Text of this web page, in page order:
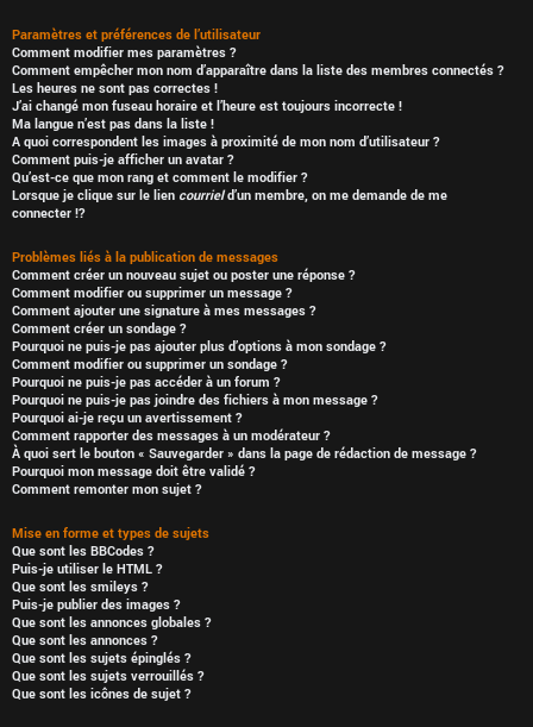
Paramètres et préférences de l’utilisateur
Comment modifier mes paramètres ?
Comment empêcher mon nom d’apparaître dans la liste des membres connectés ?
Les heures ne sont pas correctes !
J’ai changé mon fuseau horaire et l’heure est toujours incorrecte !
Ma langue n’est pas dans la liste !
A quoi correspondent les images à proximité de mon nom d’utilisateur ?
Comment puis-je afficher un avatar ?
Qu’est-ce que mon rang et comment le modifier ?
Lorsque je clique sur le lien courrield’un membre, on me demande de me
connecter !?
Problèmes liés à la publication de messages
Comment créer un nouveau sujet ou poster une réponse ?
Comment modifier ou supprimer un message ?
Comment ajouter une signature à mes messages ?
Comment créer un sondage ?
Pourquoi ne puis-je pas ajouter plus d’options à mon sondage ?
Comment modifier ou supprimer un sondage ?
Pourquoi ne puis-je pas accéder à un forum ?
Pourquoi ne puis-je pas joindre des fichiers à mon message ?
Pourquoi ai-je reçu un avertissement ?
Comment rapporter des messages à un modérateur ?
À quoi sert le bouton « Sauvegarder » dans la page de rédaction de message ?
Pourquoi mon message doit être validé ?
Comment remonter mon sujet ?
Mise en forme et types de sujets
Que sont les BBCodes ?
Puis-je utiliser le HTML ?
Que sont les smileys ?
Puis-je publier des images ?
Que sont les annonces globales ?
Que sont les annonces ?
Que sont les sujets épinglés ?
Que sont les sujets verrouillés ?
Que sont les icônes de sujet ?